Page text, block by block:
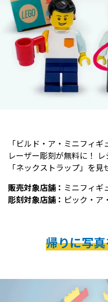
「ビルド・ア・ミニフィ
レーザー彫刻が無料に！
「ネックストラップ」を見
販売対象店舗： ミニフィギ
彫刻対象店舗： ピック・ア
帰りに写